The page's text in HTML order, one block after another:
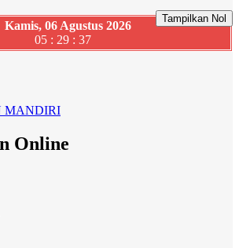
Tampilkan Nol
Kamis, 06 Agustus 2026
05 : 29 : 37
MANDIRI
Online